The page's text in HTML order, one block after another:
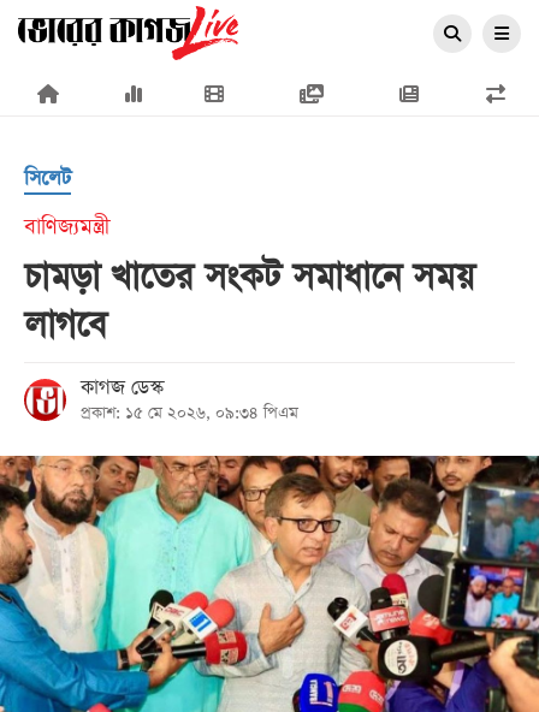
×
প্রচ্ছদ
জাতীয়
রাজনীতি
আন্তর্জাতিক
সারাদেশ
খেলা
বিনোদন
লাইফ
স্টাইল
সিলেট
বাণিজ্যমন্ত্রী
চামড়া খাতের সংকট সমাধানে সময়
লাগবে
কাগজ ডেস্ক
প্রকাশ: ১৫ মে ২০২৬, ০৯:৩৪ পিএম